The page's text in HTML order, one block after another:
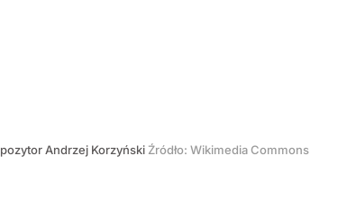
Andrzej Korzyński Źródło: Wikimedia Commons